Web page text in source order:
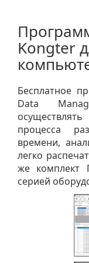
Kongter
Бесплатное
Data
процесса
времени,
легко
же комплект
серией